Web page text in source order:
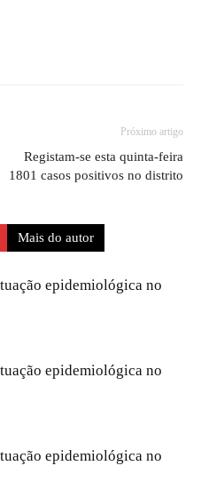
Próximo artigo
Registam-se esta quinta-feira
1801 casos positivos no distrito
Mais do autor
epidemiológica no
epidemiológica no
epidemiológica no